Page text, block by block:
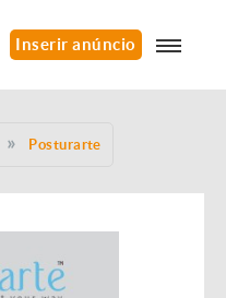
Inserir anúncio
Posturarte